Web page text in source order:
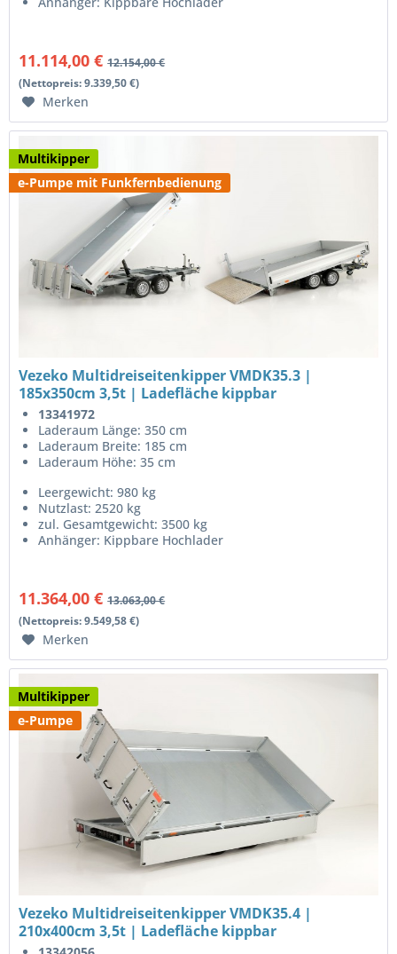
11.114,00 € 12.154,00 €
(Nettopreis: 9.339,50 €)
Merken
Multikipper
e-Pumpe mit Funkfernbedienung
Vezeko Multidreiseitenkipper VMDK35.3 |
185x350cm 3,5t | Ladefläche kippbar
13341972
Laderaum Länge: 350 cm
Laderaum Breite: 185 cm
Laderaum Höhe: 35 cm
Leergewicht: 980 kg
Nutzlast: 2520 kg
zul. Gesamtgewicht: 3500 kg
Anhänger: Kippbare Hochlader
11.364,00 € 13.063,00 €
(Nettopreis: 9.549,58 €)
Merken
Multikipper
e-Pumpe
Vezeko Multidreiseitenkipper VMDK35.4 |
210x400cm 3,5t | Ladefläche kippbar